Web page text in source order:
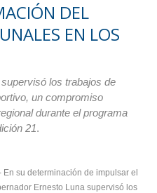
DEL
EN LOS
los trabajos de
un compromiso
durante el programa
21.
su determinación de impulsar el
Ernesto Luna supervisó los